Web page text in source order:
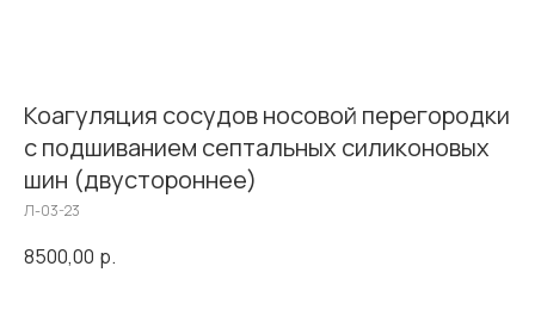
Коагуляция сосудов носовой перегородки
с подшиванием септальных силиконовых
шин (двустороннее)
Л-03-23
8500,00 р.